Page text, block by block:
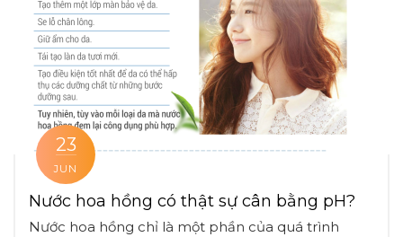
23
JUN
Nước hoa hồng có thật sự cân bằng pH?
Nước hoa hồng chỉ là một phần của quá trình